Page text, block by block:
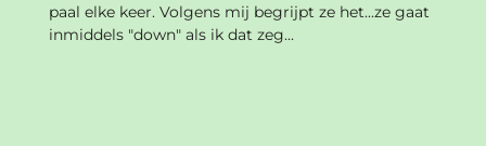
paal elke keer. Volgens mij begrijpt ze het...ze gaat
inmiddels "down" als ik dat zeg...